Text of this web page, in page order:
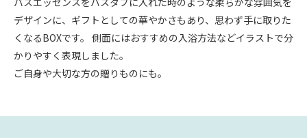
デザインに、ギフトとしての華やかさもあり、思わず手に取りた
くなるBOXです。 側面にはおすすめの入浴方法などイラストで分
かりやすく表現しました。
ご自身や大切な方の贈りものにも。